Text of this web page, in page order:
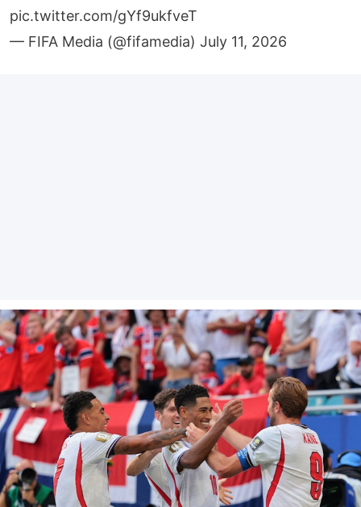
pic.twitter.com/gYf9ukfveT
— FIFA Media (@fifamedia) July 11, 2026